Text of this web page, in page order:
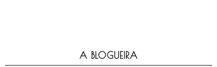
A BLOGUEIRA